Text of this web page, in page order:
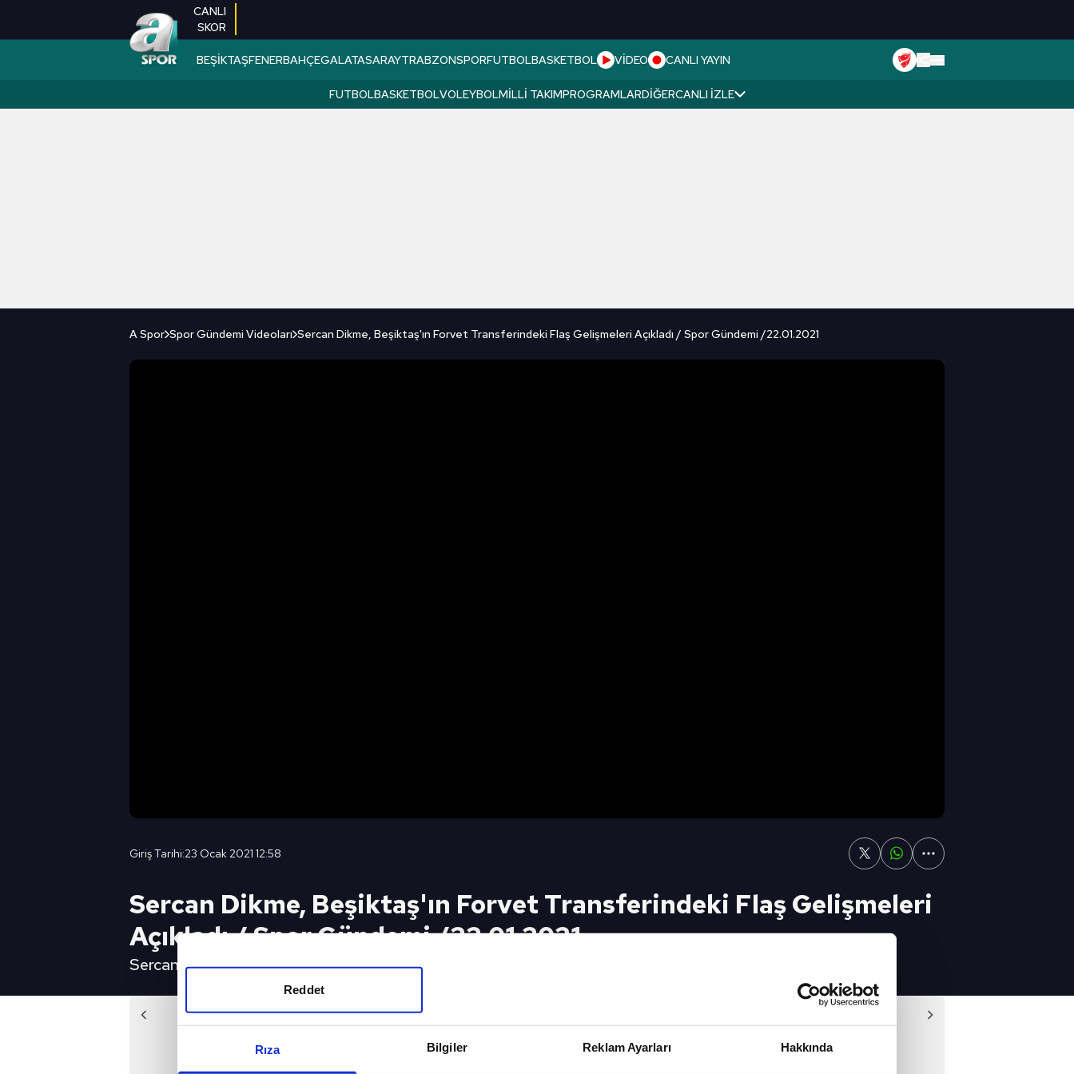
Rıza Bilgiler Reklam Ayarları Hakkında
Reddet
CANLI
SKOR
BEŞİKTAŞFENERBAHÇEGALATASARAYTRABZONSPORFUTBOLBASKETBOL VİDEO CANLI YAYIN
FUTBOLBASKETBOLVOLEYBOLMILLI TAKIMPROGRAMLARDIĞERCANLI İZLE
A Spor Spor Gündemi Videoları Sercan Dikme, Beşiktaş'ın Forvet Transferindeki Flaş Gelişmeleri Açıkladı / Spor Gündemi /22.01.2021
Giriş Tarihi:23 Ocak 2021 12:58
Sercan Dikme, Beşiktaş'ın Forvet Transferindeki Flaş Gelişmeleri
Açıkladı / Spor Gündemi /22.01.2021
Sercan Dikme, Beşiktaş'ın Forvet Transferindeki Flaş Gelişmeleri Açıkladı / Spor Gündemi /22.01.2021
Önceki Video